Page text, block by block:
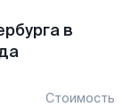
в
Стоимость